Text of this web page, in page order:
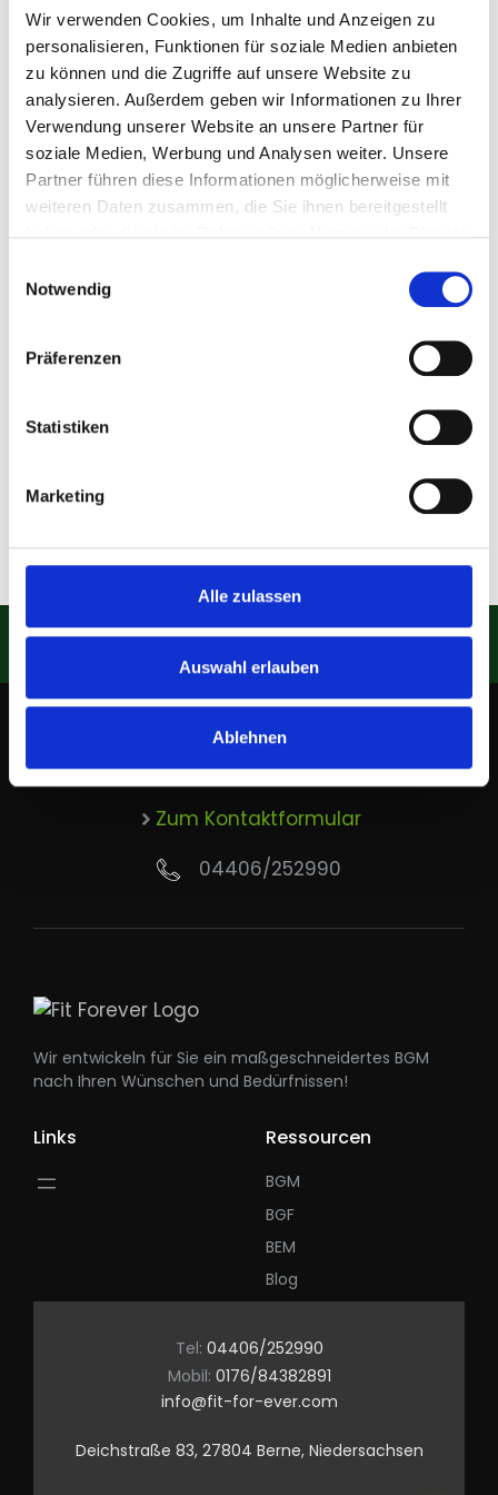
Wir verwenden Cookies, um Inhalte und Anzeigen zu
personalisieren, Funktionen für soziale Medien anbieten
zu können und die Zugriffe auf unsere Website zu
analysieren. Außerdem geben wir Informationen zu Ihrer
Verwendung unserer Website an unsere Partner für
soziale Medien, Werbung und Analysen weiter. Unsere
Partner führen diese Informationen möglicherweise mit
weiteren Daten zusammen, die Sie ihnen bereitgestellt
Notwendig
Präferenzen
Statistiken
Marketing
Alle zulassen
Auswahl erlauben
Ablehnen
Erfolg eines Unternehmens unterstützt. In
diesem Blogpost beleuchten wir die fünf
wesentlichen Erfolgsfaktoren, die ein BGM
wirklich effektiv machen. Definition und
Bedeutung von BGM Das Betriebliche
Gesundheitsmanagement ist mehr als nur
die …
Betriebliches Gesundheitsmanagement
←
Treten Sie mit uns in Kontakt!
Zum Kontaktformular
04406/252990
Wir entwickeln für Sie ein maßgeschneidertes BGM
nach Ihren Wünschen und Bedürfnissen!
Links Ressourcen
BGM
BGF
BEM
Blog
Tel: 04406/252990
Mobil: 0176/84382891
info@fit-for-ever.com
Deichstraße 83, 27804 Berne, Niedersachsen